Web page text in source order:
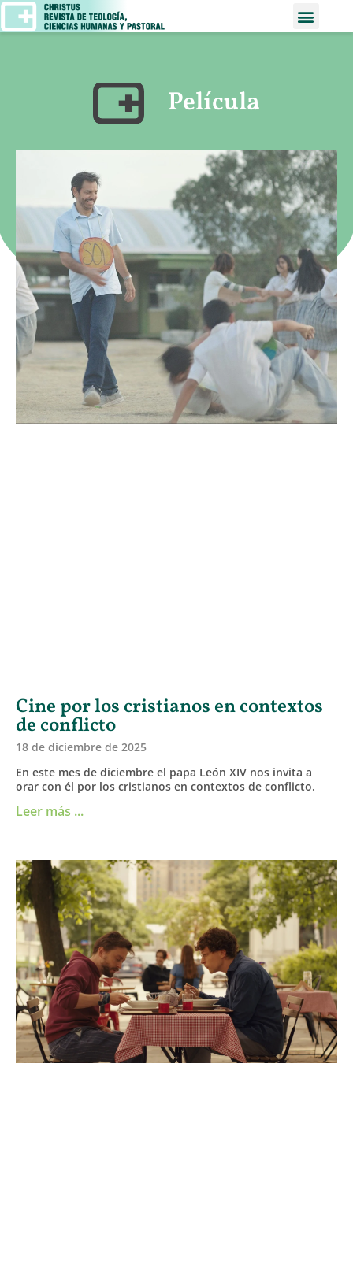
Película
Cine por los cristianos en contextos
de conflicto
18 de diciembre de 2025
En este mes de diciembre el papa León XIV nos invita a
orar con él por los cristianos en contextos de conflicto.
Leer más ...